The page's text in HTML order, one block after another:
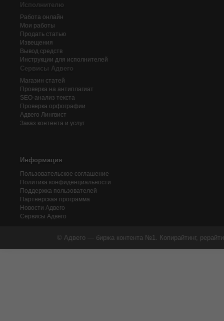
Исполнителю
Работа онлайн
Мои работы
Продать статью
Извещения
Вывод средств
Инструкции для исполнителей
Сервисы Адвего
Магазин статей
Проверка на антиплагиат
SEO-анализ текста
Проверка орфографии
Адвего Лингвист
Заказ контента и услуг
Информация
Пользовательское соглашение
Политика конфиденциальности
Поддержка пользователей
Партнерская программа
Новости Адвего
Сервисы Адвего
© Адвего — биржа контента №1. Копирайтинг,